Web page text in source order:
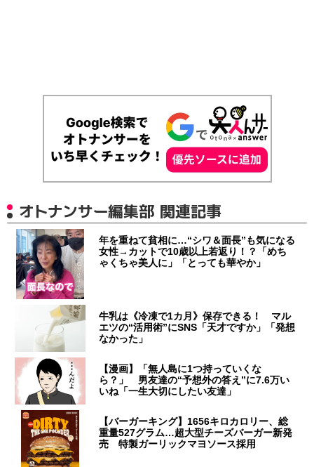
オトナンサー編集部 関連記事
年を重ねて貧相に…“シワ＆面長”も気になる
女性→カットで10歳以上若返り！？「めち
ゃくちゃ美人に」「とっても華やか」
牛乳は《冷凍で1カ月》保存できる！ マル
エツの“活用術”にSNS「天才ですか」「発想
なかった」
【漫画】「無人島に1つ持っていくな
ら？」 男友達の“予想外の答え”に7.6万い
いね「一生大切にしたい友達」
【バーガーキング】1656キロカロリー、総
重量527グラム…超大型チーズバーガー新発
売 特製ガーリックマヨソース採用